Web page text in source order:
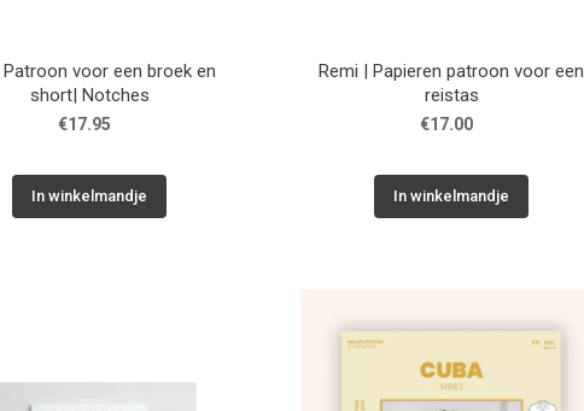
Patroon voor een broek en
short| Notches
€17.95
In winkelmandje
Remi | Papieren patroon voor een
reistas
€17.00
In winkelmandje